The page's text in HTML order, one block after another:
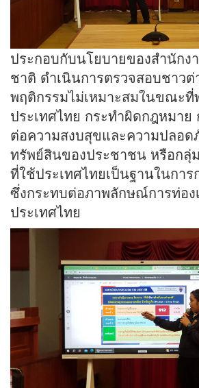
ประกอบกับนโยบายของสำนักง
ชาติ ดำเนินการตรวจสอบชาว
พฤติกรรมไม่เหมาะสมในขณะ
ประเทศไทย กระทำผิดกฎหมาย
ต่อความสงบสุขและความปลอด
ทรัพย์สินของประชาชน หรือกลุ่
ที่ใช้ประเทศไทยเป็นฐานในกา
ซึ่งกระทบต่อภาพลักษณ์การท่อง
ประเทศไทย